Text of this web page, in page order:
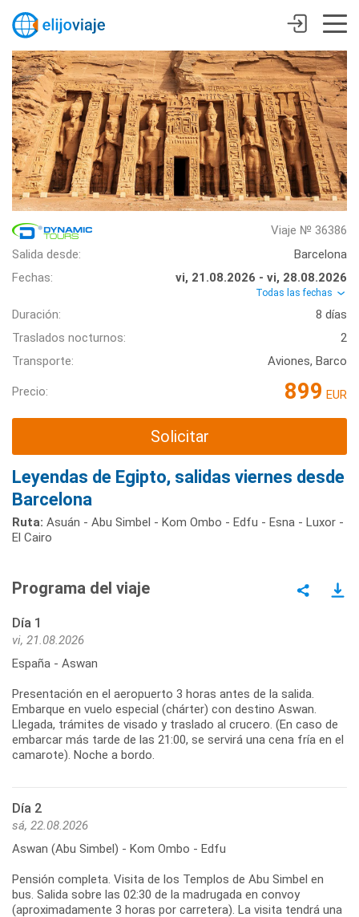
Viaje № 36386
Salida desde:
Barcelona
Fechas:
vi, 21.08.2026 - vi, 28.08.2026
Todas las fechas
Duración:
8 días
Traslados nocturnos:
2
Transporte:
Aviones, Barco
Precio: 899 EUR
Solicitar
Leyendas de Egipto, salidas viernes desde
Barcelona
Ruta: Asuán - Abu Simbel - Kom Ombo - Edfu - Esna - Luxor -
El Cairo
Programa del viaje
Día 1
vi, 21.08.2026
España - Aswan
Presentación en el aeropuerto 3 horas antes de la salida.
Embarque en vuelo especial (chárter) con destino Aswan.
Llegada, trámites de visado y traslado al crucero. (En caso de
embarcar más tarde de las 21:00, se servirá una cena fría en el
camarote). Noche a bordo.
Día 2
sá, 22.08.2026
Aswan (Abu Simbel) - Kom Ombo - Edfu
Pensión completa. Visita de los Templos de Abu Simbel en
bus. Salida sobre las 02:30 de la madrugada en convoy
(aproximadamente 3 horas por carretera). La visita tendrá una